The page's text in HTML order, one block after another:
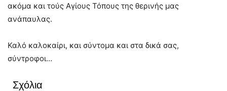
ακόμα και τούς Αγίους Τόπους της θερινής μας
ανάπαυλας.
Καλό καλοκαίρι, και σύντομα και στα δικά σας,
σύντροφοι…
Σχόλια